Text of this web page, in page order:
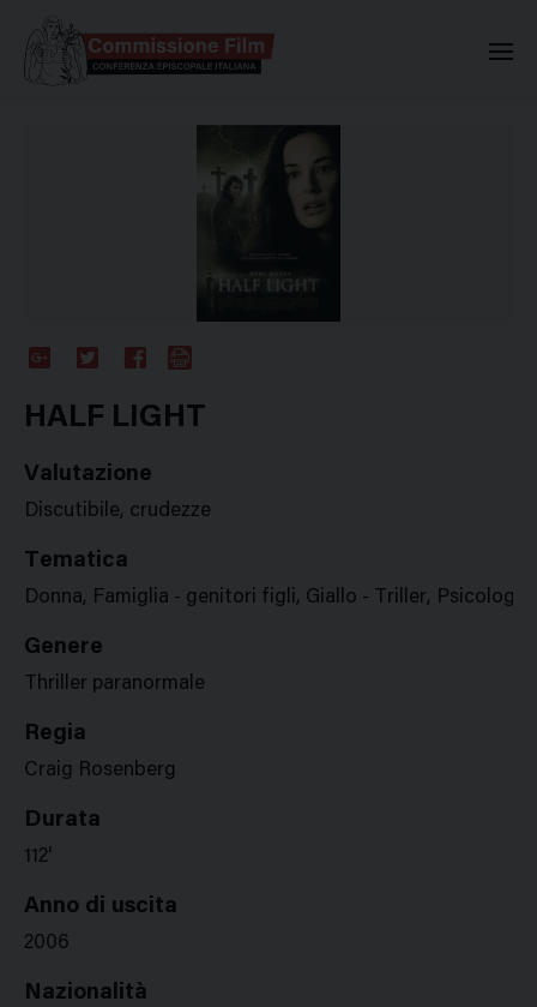
Plus
HALF LIGHT
Valutazione
Discutibile, crudezze
Tematica
Donna, Famiglia - genitori figli, Giallo - Triller, Psicologia
Genere
Thriller paranormale
Regia
Craig Rosenberg
Durata
112'
Anno di uscita
2006
Nazionalità